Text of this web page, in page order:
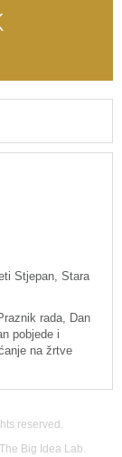
Stjepan, Stara
rada, Dan
pobjede i
na žrtve
reserved.
Big Idea Lab.